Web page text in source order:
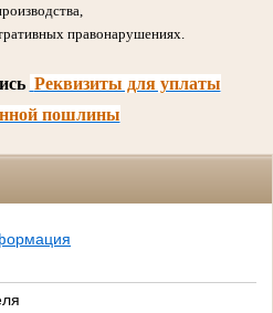
правонарушениях.
Реквизиты для уплаты
пошлины